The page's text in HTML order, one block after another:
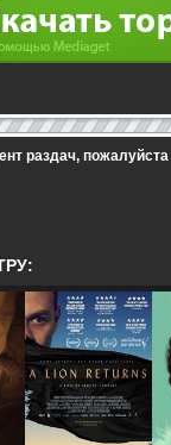
раздач,